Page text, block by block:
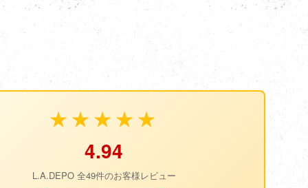
★★★★★
4.94
L.A.DEPO 全49件のお客様レビュー